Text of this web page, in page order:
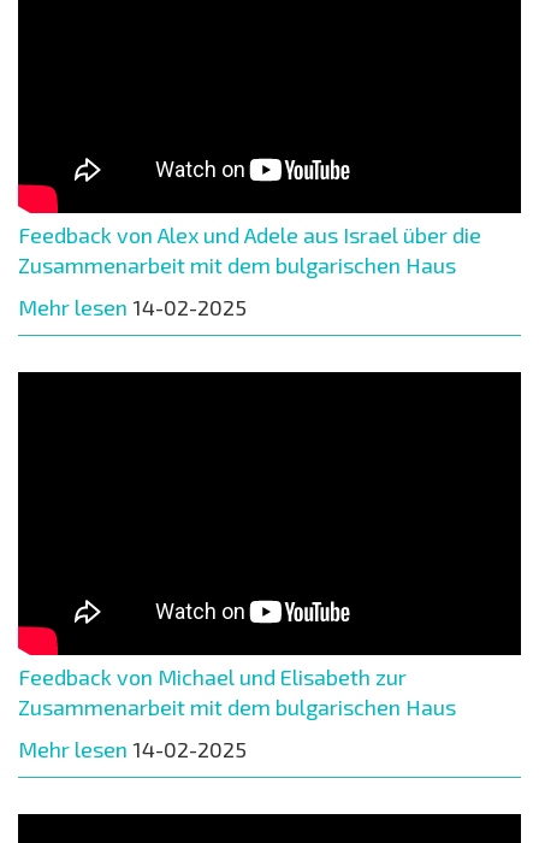
Feedback von Alex und Adele aus Israel über die
Zusammenarbeit mit dem bulgarischen Haus
Mehr lesen 14-02-2025
Feedback von Michael und Elisabeth zur
Zusammenarbeit mit dem bulgarischen Haus
Mehr lesen 14-02-2025